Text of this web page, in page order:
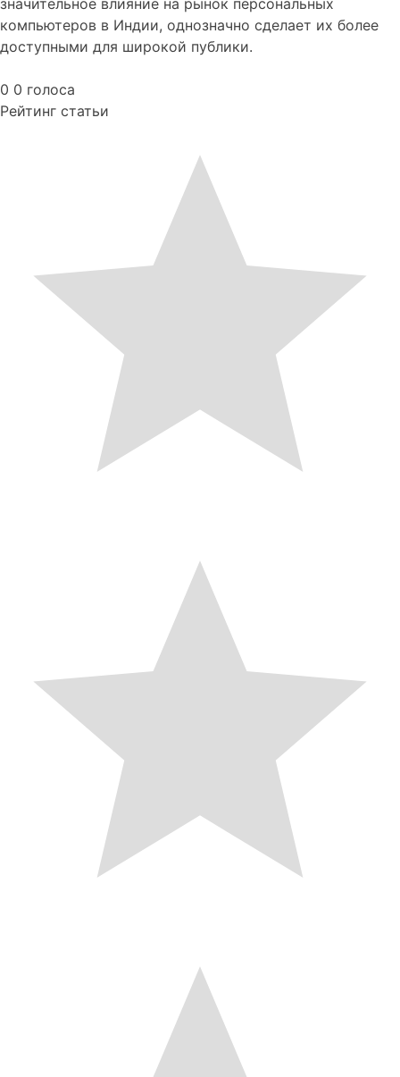
значительное влияние на рынок персональных
компьютеров в Индии, однозначно сделает их более
доступными для широкой публики.
0 0 голоса
Рейтинг статьи